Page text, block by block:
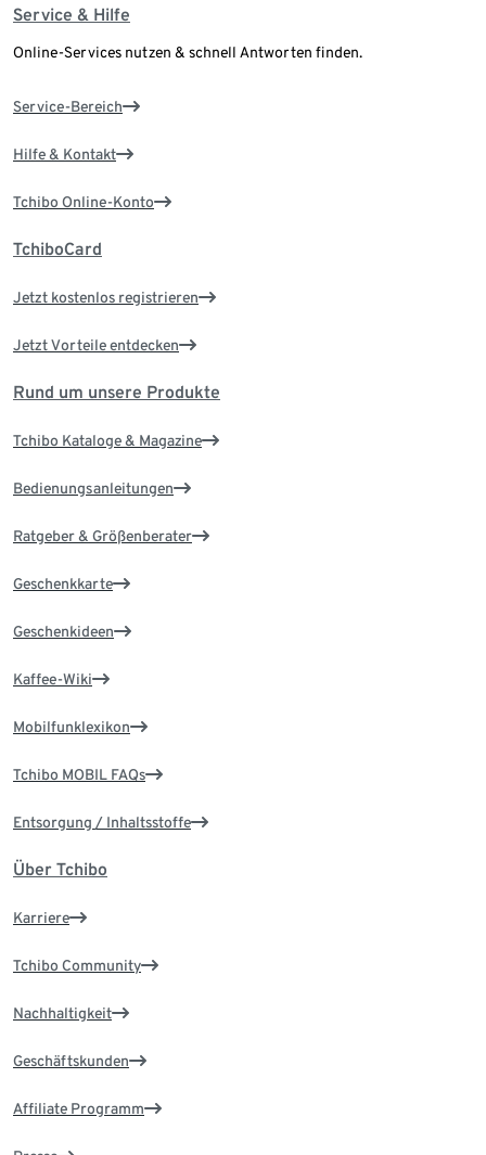
Service & Hilfe
Online-Services nutzen & schnell Antworten finden.
Service-Bereich
Hilfe & Kontakt
Tchibo Online-Konto
TchiboCard
Jetzt kostenlos registrieren
Jetzt Vorteile entdecken
Rund um unsere Produkte
Tchibo Kataloge & Magazine
Bedienungsanleitungen
Ratgeber & Größenberater
Geschenkkarte
Geschenkideen
Kaffee-Wiki
Mobilfunklexikon
Tchibo MOBIL FAQs
Entsorgung / Inhaltsstoffe
Über Tchibo
Karriere
Tchibo Community
Nachhaltigkeit
Geschäftskunden
Affiliate Programm